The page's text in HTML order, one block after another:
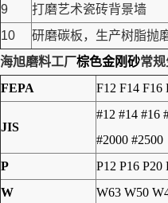
9
打磨艺术瓷砖背景墙
10
研磨碳板，生产树脂抛
海旭磨料工厂棕色金刚砂常
FEPA
F12 F14 F16
JIS
#12 #14 #16
#2000 #2500
P
P12 P16 P20
W
W63 W50